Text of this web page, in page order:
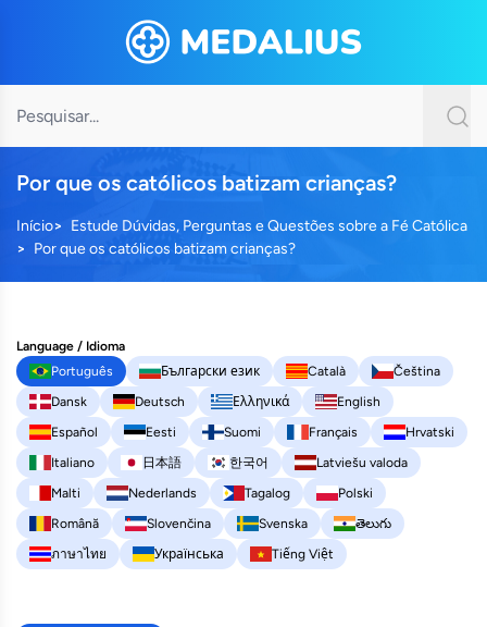
Por que os católicos batizam crianças?
Início
Estude Dúvidas, Perguntas e Questões sobre a Fé Católica
Por que os católicos batizam crianças?
Language / Idioma
Português
Български език Català
Čeština
Dansk
Deutsch Ελληνικά
English
Español
Eesti Suomi Français
Hrvatski
Italiano
日本語 한국어
Latviešu valoda
Malti
Nederlands Tagalog
Polski
Română
Slovenčina Svenska
తెలుగు
ภาษาไทย
Українська Tiếng Việt